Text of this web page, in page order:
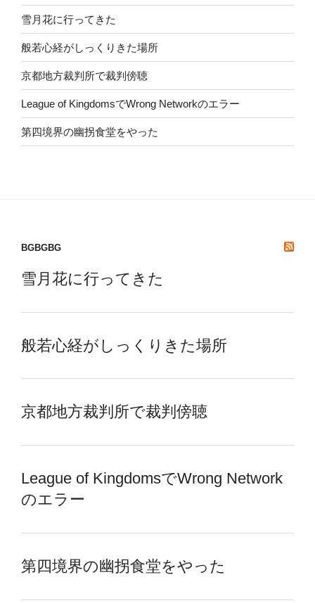
雪月花に行ってきた
般若心経がしっくりきた場所
京都地方裁判所で裁判傍聴
League of KingdomsでWrong Networkのエラー
第四境界の幽拐食堂をやった
BGBGBG
雪月花に行ってきた
般若心経がしっくりきた場所
京都地方裁判所で裁判傍聴
League of KingdomsでWrong Network
のエラー
第四境界の幽拐食堂をやった